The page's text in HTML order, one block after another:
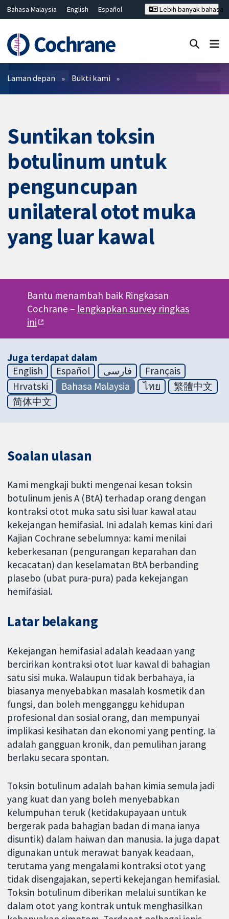
Bahasa Malaysia English
Español
Hrvatski
Deutsch ไทย
繁體中文
简体中文
Lebih banyak bahasa
Penapis
Laman depan Bukti kami
Suntikan toksin
botulinum untuk
penguncupan
unilateral otot muka
yang luar kawal
Bantu menambah baik Ringkasan
Cochrane – lengkapkan survey ringkas
ini
Juga terdapat dalam
English
Español فارسی
Français
Hrvatski
Bahasa Malaysia ไทย
繁體中文
简体中文
Soalan ulasan
Kami mengkaji bukti mengenai kesan toksin
botulinum jenis A (BtA) terhadap orang dengan
kontraksi otot muka satu sisi luar kawal atau
kekejangan hemifasial. Ini adalah kemas kini dari
Kajian Cochrane sebelumnya: kami menilai
keberkesanan (pengurangan keparahan dan
kecacatan) dan keselamatan BtA berbanding
plasebo (ubat pura-pura) pada kekejangan
hemifasial.
Latar belakang
Kekejangan hemifasial adalah keadaan yang
bercirikan kontraksi otot luar kawal di bahagian
satu sisi muka. Walaupun tidak berbahaya, ia
biasanya menyebabkan masalah kosmetik dan
fungsi, dan boleh mengganggu kehidupan
profesional dan sosial orang, dan mempunyai
implikasi kesihatan dan ekonomi yang penting. Ia
adalah gangguan kronik, dan pemulihan jarang
berlaku secara spontan.
Toksin botulinum adalah bahan kimia semula jadi
yang kuat dan yang boleh menyebabkan
kelumpuhan teruk (ketidakupayaan untuk
bergerak pada bahagian badan di mana ianya
disuntik) dalam haiwan dan manusia. Ia juga dapat
digunakan untuk merawat banyak keadaan,
terutama yang mengalami kontraksi otot yang
tidak disengajakan, seperti kekejangan hemifasial.
Toksin botulinum diberikan melalui suntikan ke
dalam otot yang kontrak untuk menghasilkan